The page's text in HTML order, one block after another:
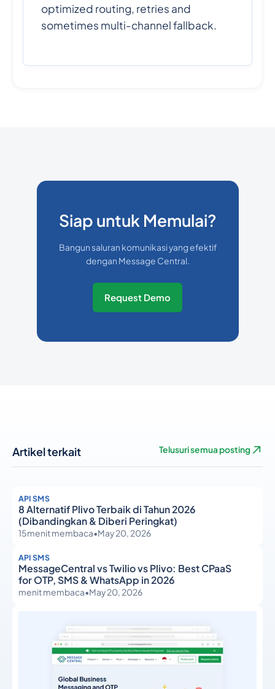
optimized routing, retries and
sometimes multi-channel fallback.
Siap untuk Memulai?
Bangun saluran komunikasi yang efektif
dengan Message Central.
Request Demo
Artikel terkait Telusuri semua posting
API SMS
8 Alternatif Plivo Terbaik di Tahun 2026
(Dibandingkan & Diberi Peringkat)
15menit membaca•May 20, 2026
API SMS
MessageCentral vs Twilio vs Plivo: Best CPaaS
for OTP, SMS & WhatsApp in 2026
menit membaca•May 20, 2026